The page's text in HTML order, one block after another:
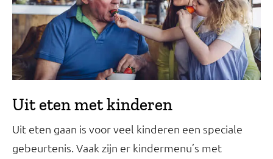
Uit eten met kinderen
Uit eten gaan is voor veel kinderen een speciale
gebeurtenis. Vaak zijn er kindermenu’s met